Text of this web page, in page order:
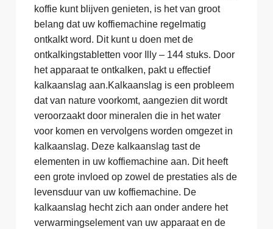
koffie kunt blijven genieten, is het van groot
belang dat uw koffiemachine regelmatig
ontkalkt word. Dit kunt u doen met de
ontkalkingstabletten voor Illy – 144 stuks. Door
het apparaat te ontkalken, pakt u effectief
kalkaanslag aan.Kalkaanslag is een probleem
dat van nature voorkomt, aangezien dit wordt
veroorzaakt door mineralen die in het water
voor komen en vervolgens worden omgezet in
kalkaanslag. Deze kalkaanslag tast de
elementen in uw koffiemachine aan. Dit heeft
een grote invloed op zowel de prestaties als de
levensduur van uw koffiemachine. De
kalkaanslag hecht zich aan onder andere het
verwarmingselement van uw apparaat en de